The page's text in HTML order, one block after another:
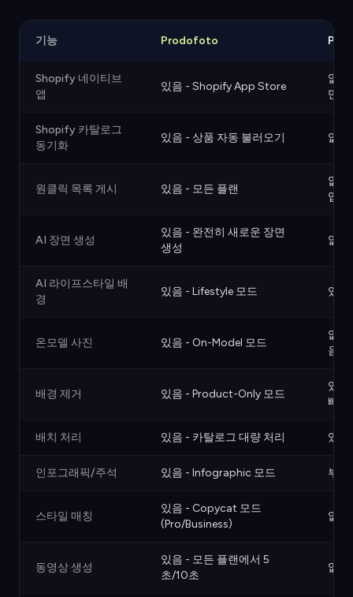
기능 Prodofoto
Shopify 네이티브
앱
있음 - Shopify App Store
없
만
Shopify 카탈로그
동기화
있음 - 상품 자동 불러오기 없음
원클릭 목록 게시 있음 - 모든 플랜
없음
업로
AI 장면 생성
있음 - 완전히 새로운 장면
생성
없음
AI 라이프스타일 배
경
있음 - Lifestyle 모드 있음
온모델 사진 있음 - On-Model 모드
없음
음
배경 제거 있음 - Product-Only 모드
있음
빠름
배치 처리 있음 - 카탈로그 대량 처리 있음
인포그래픽/주석 있음 - Infographic 모드 부
스타일 매칭
있음 - Copycat 모드
(Pro/Business)
없음
동영상 생성
있음 - 모든 플랜에서 5
초/10초
없음